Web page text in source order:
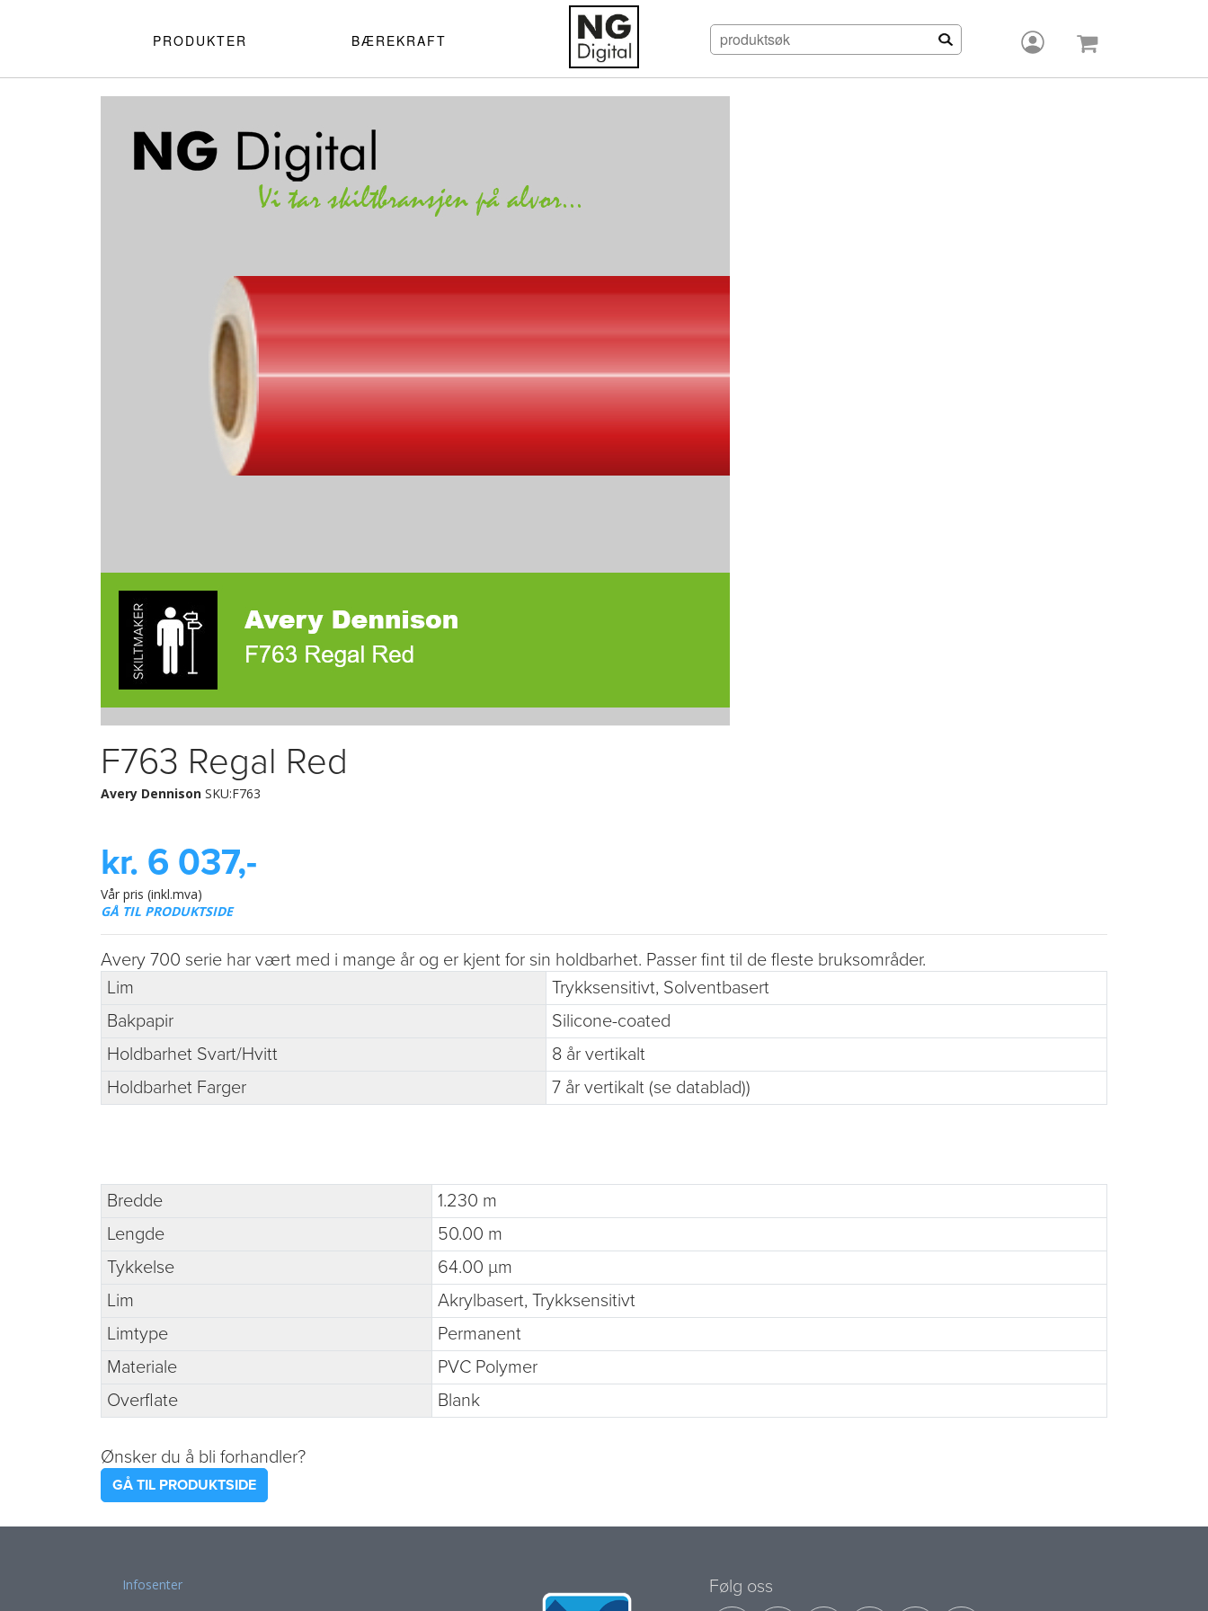
PRODUKTER BÆREKRAFT
F763 Regal Red
Avery Dennison SKU:F763
kr. 6 037,-
Vår pris (inkl.mva)
GÅ TIL PRODUKTSIDE
Avery 700 serie har vært med i mange år og er kjent for sin holdbarhet. Passer fint til de fleste bruksområder.
Lim
Trykksensitivt, Solventbasert
Bakpapir
Silicone-coated
Holdbarhet Svart/Hvitt
8 år vertikalt
Holdbarhet Farger
7 år vertikalt (se datablad))
Bredde
1.230 m
Lengde
50.00 m
Tykkelse
64.00 µm
Lim
Akrylbasert, Trykksensitivt
Limtype
Permanent
Materiale
PVC Polymer
Overflate
Blank
Ønsker du å bli forhandler?
GÅ TIL PRODUKTSIDE
Infosenter
Følg oss